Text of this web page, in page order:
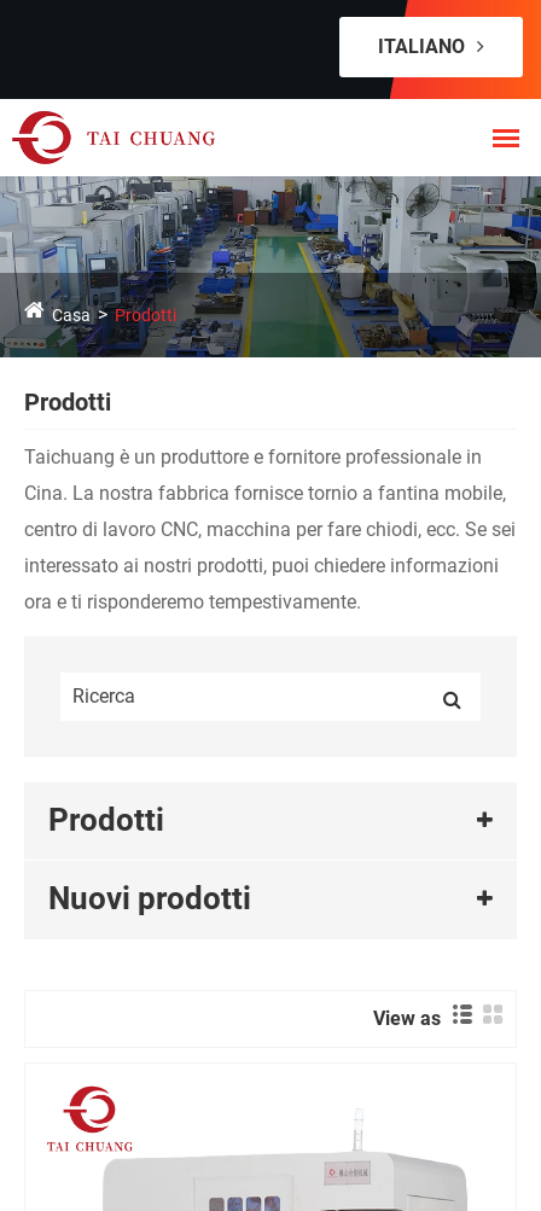
ITALIANO
Casa Prodotti
Prodotti
Taichuang è un produttore e fornitore professionale in
Cina. La nostra fabbrica fornisce tornio a fantina mobile,
centro di lavoro CNC, macchina per fare chiodi, ecc. Se sei
interessato ai nostri prodotti, puoi chiedere informazioni
ora e ti risponderemo tempestivamente.
Prodotti
Nuovi prodotti
View as